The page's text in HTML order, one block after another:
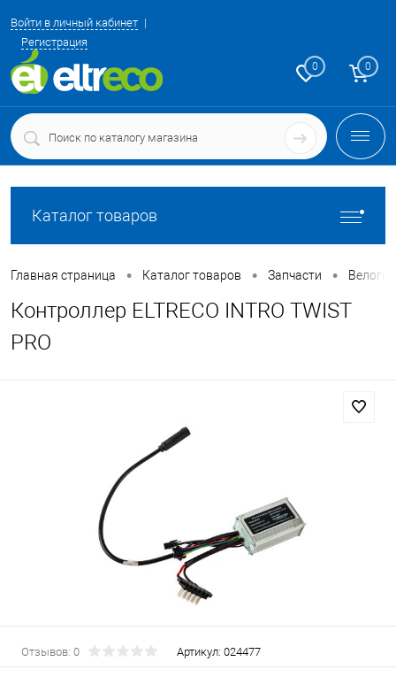
Войти в личный кабинет
Регистрация
0 0
Каталог товаров
Главная страница • Каталог товаров • Запчасти •
Контроллер ELTRECO INTRO TWIST
PRO
Отзывов: 0 Артикул: 024477